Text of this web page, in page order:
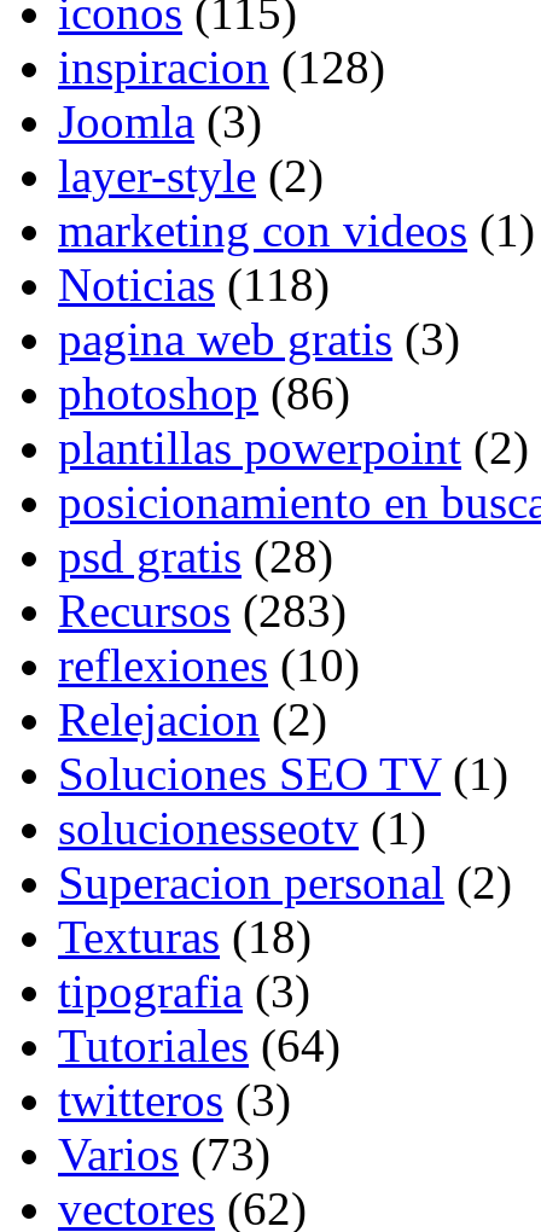
iconos (115)
inspiracion (128)
Joomla (3)
layer-style (2)
marketing con videos (1)
Noticias (118)
pagina web gratis (3)
photoshop (86)
plantillas powerpoint (2)
posicionamiento en
psd gratis (28)
Recursos (283)
reflexiones (10)
Relejacion (2)
Soluciones SEO TV(1)
solucionesseotv (1)
Superacion personal (2)
Texturas (18)
tipografia (3)
Tutoriales (64)
twitteros (3)
Varios (73)
vectores (62)